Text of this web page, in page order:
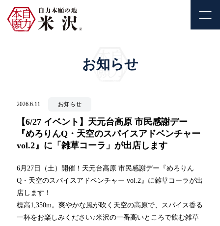
お知らせ
2026.6.11 お知らせ
【6/27 イベント】天元台高原 市民感謝デー
『めろりんQ・天空のスパイスアドベンチャー
vol.2』に「雑草コーラ」が出店します
6月27日（土）開催！天元台高原 市民感謝デー『めろりん
Q・天空のスパイスアドベンチャー vol.2』に雑草コーラが出
店します！
標高1,350m。爽やかな風が吹く天空の高原で、スパイス香る
一杯をお楽しみください♪米沢の一番高いところで飲む雑草